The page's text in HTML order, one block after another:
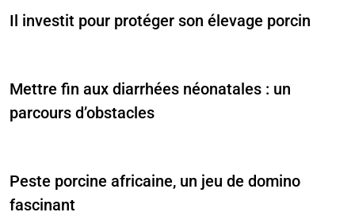
Il investit pour protéger son élevage porcin
Mettre fin aux diarrhées néonatales : un
parcours d’obstacles
Peste porcine africaine, un jeu de domino
fascinant